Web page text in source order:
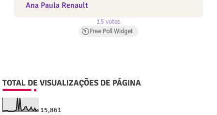
Ana Paula Renault
15 votos
Free Poll Widget
TOTAL DE VISUALIZAÇÕES DE PÁGINA
15,861